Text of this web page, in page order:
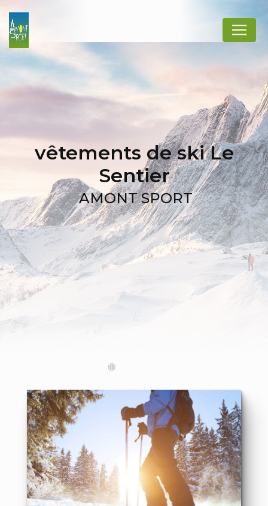
vêtements de ski Le
Sentier
AMONT SPORT